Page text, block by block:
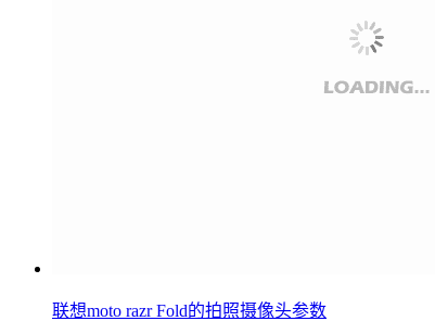
联想moto razr Fold的拍照摄像头参数